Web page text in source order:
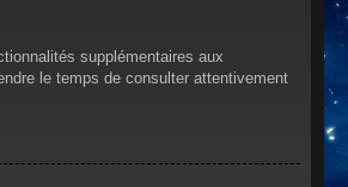
supplémentaires aux
le temps de consulter attentivement